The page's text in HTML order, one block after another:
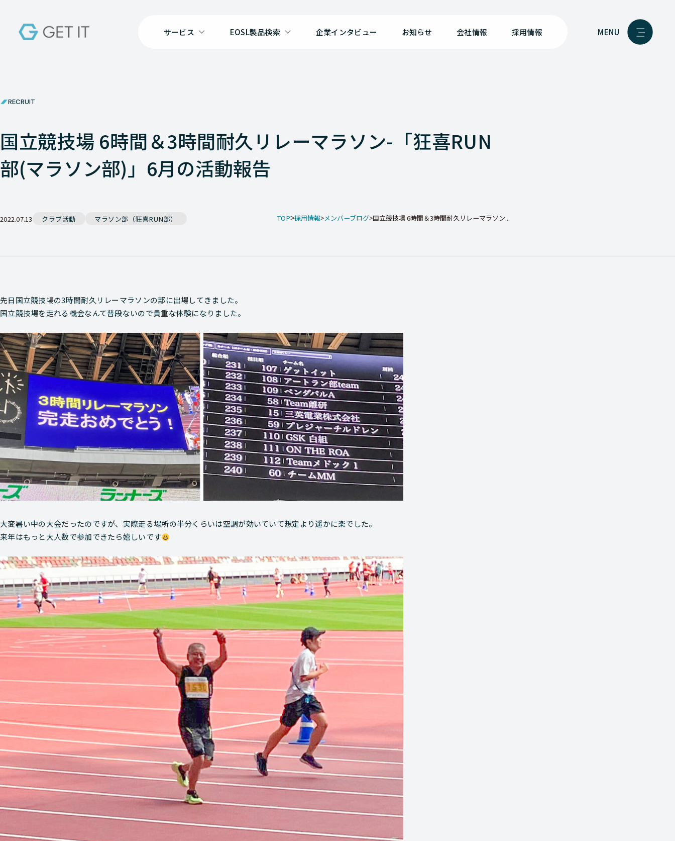
サービス EOSL製品検索 企業インタビュー お知らせ 会社情報 採用情報 MENU
RECRUIT
国立競技場 6時間＆3時間耐久リレーマラソン-「狂喜RUN
部(マラソン部)」6月の活動報告
2022.07.13 クラブ活動 マラソン部（狂喜RUN部） TOP 採用情報 メンバーブログ 国立競技場 6時間＆3時間耐久リレーマラソン...
先日国立競技場の3時間耐久リレーマラソンの部に出場してきました。
国立競技場を走れる機会なんて普段ないので貴重な体験になりました。
大変暑い中の大会だったのですが、実際走る場所の半分くらいは空調が効いていて想定より遥かに楽でした。
来年はもっと大人数で参加できたら嬉しいです